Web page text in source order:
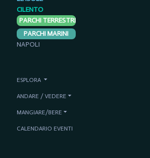
CILENTO
PARCHI TERRESTRI
PARCHI MARINI
NAPOLI
ESPLORA
ANDARE / VEDERE
MANGIARE/BERE
CALENDARIO EVENTI